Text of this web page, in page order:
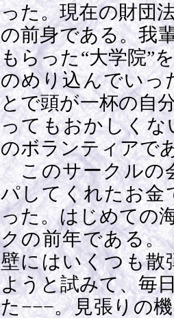
った。現在の財団
の前身である。我
もらった“大学院”
のめり込んでいっ
とで頭が一杯の自
ってもおかしくな
のボランティアで
このサークルの
パしてくれたお金
った。はじめての
クの前年である。
壁にはいくつも散
ようと試みて、毎
た−−−。見張りの